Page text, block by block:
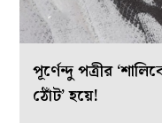
পূর্ণেন্দু পত্রীর
ঠোঁট’ হয়ে!